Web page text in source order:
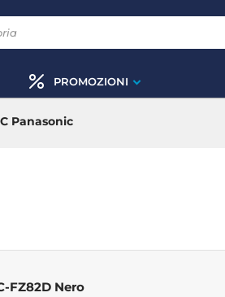
PROMOZIONI
Panasonic
FZ82D Nero